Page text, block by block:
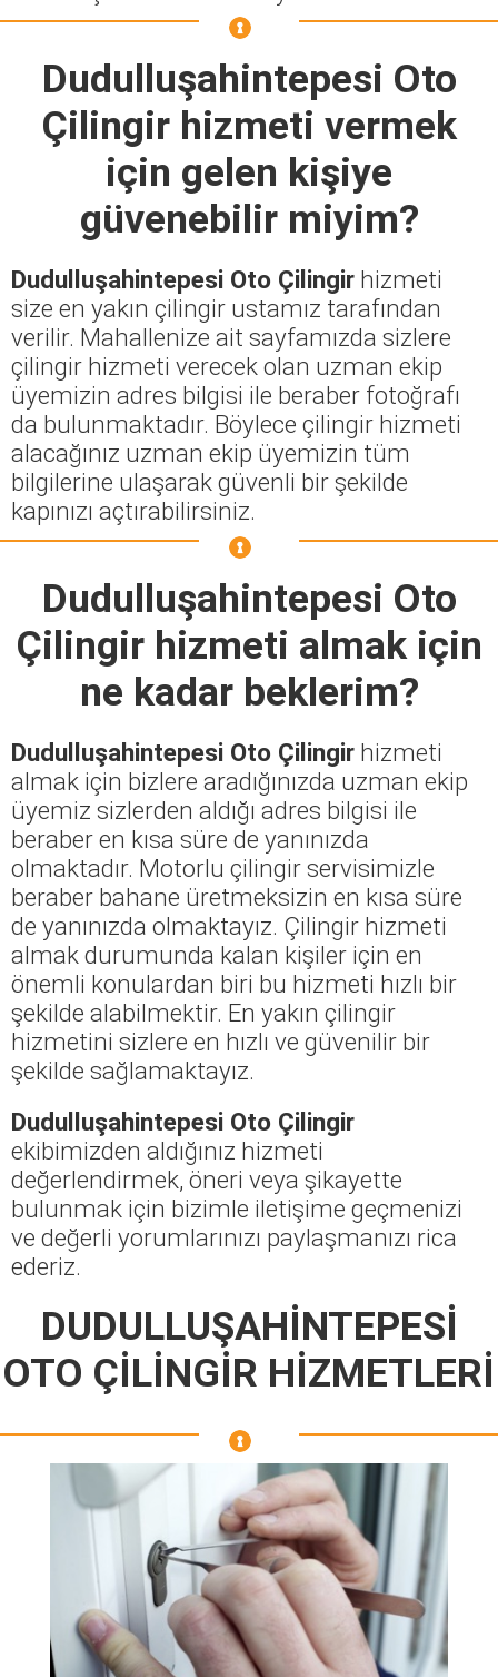
Dudulluşahintepesi Oto
Çilingirhizmeti vermek
için gelen kişiye
güvenebilir miyim?
Dudulluşahintepesi Oto Çilingir hizmeti
size en yakın çilingir ustamız tarafından
verilir. Mahallenize ait sayfamızda sizlere
çilingir hizmeti verecek olan uzman ekip
üyemizin adres bilgisi ile beraber fotoğrafı
da bulunmaktadır. Böylece çilingir hizmeti
alacağınız uzman ekip üyemizin tüm
bilgilerine ulaşarak güvenli bir şekilde
kapınızı açtırabilirsiniz.
Dudulluşahintepesi Oto
Çilingirhizmeti almak için
ne kadar beklerim?
Dudulluşahintepesi Oto Çilingir hizmeti
almak için bizlere aradığınızda uzman ekip
üyemiz sizlerden aldığı adres bilgisi ile
beraber en kısa süre de yanınızda
olmaktadır. Motorlu çilingir servisimizle
beraber bahane üretmeksizin en kısa süre
de yanınızda olmaktayız. Çilingir hizmeti
almak durumunda kalan kişiler için en
önemli konulardan biri bu hizmeti hızlı bir
şekilde alabilmektir. En yakın çilingir
hizmetini sizlere en hızlı ve güvenilir bir
şekilde sağlamaktayız.
Dudulluşahintepesi Oto Çilingir
ekibimizden aldığınız hizmeti
değerlendirmek, öneri veya şikayette
bulunmak için bizimle iletişime geçmenizi
ve değerli yorumlarınızı paylaşmanızı rica
ederiz.
DUDULLUŞAHİNTEPESİ
OTO ÇİLİNGİR HİZMETLERİ